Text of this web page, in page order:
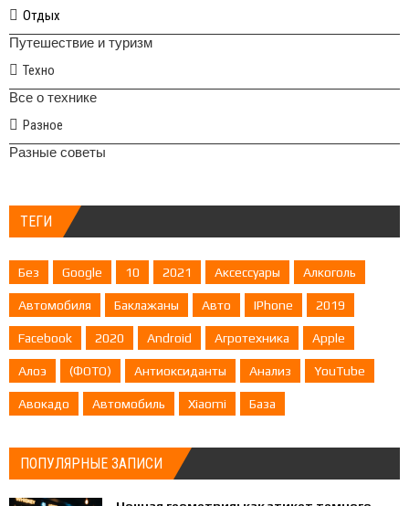
Отдых
Путешествие и туризм
Техно
Все о технике
Разное
Разные советы
ТЕГИ
Без Google 10 2021 Аксессуары Алкоголь
Автомобиля Баклажаны Авто IPhone 2019
Facebook 2020 Android Агротехника Apple
Алоэ (ФОТО) Антиоксиданты Анализ YouTube
Авокадо Автомобиль Xiaomi База
ПОПУЛЯРНЫЕ ЗАПИСИ